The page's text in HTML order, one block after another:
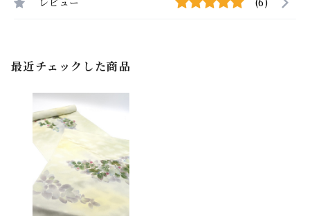
レビュー (6)
最近チェックした商品